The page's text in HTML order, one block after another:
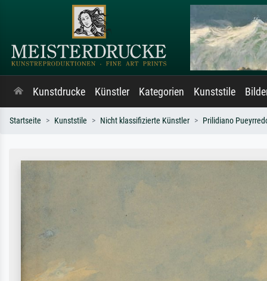
Kunstdrucke Künstler Kategorien Kunststile
Startseite Kunststile Nicht klassifizierte Künstler Prilidiano